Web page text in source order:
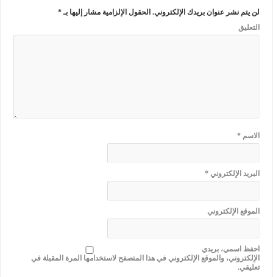
لن يتم نشر عنوان بريدك الإلكتروني. الحقول الإلزامية مشار إليها بـ*
التعليق
الاسم*
البريد الإلكتروني*
الموقع الإلكتروني
احفظ اسمي، بريدي
الإلكتروني، والموقع الإلكتروني في هذا المتصفح لاستخدامها المرة المقبلة في
تعليقي.